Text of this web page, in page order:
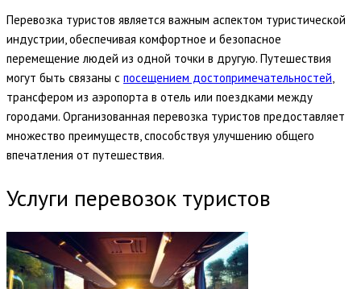
Перевозка туристов является важным аспектом туристической
индустрии, обеспечивая комфортное и безопасное
перемещение людей из одной точки в другую. Путешествия
могут быть связаны с посещением достопримечательностей,
трансфером из аэропорта в отель или поездками между
городами. Организованная перевозка туристов предоставляет
множество преимуществ, способствуя улучшению общего
впечатления от путешествия.
Услуги перевозок туристов